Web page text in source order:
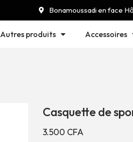
Bonamoussadi en face
Autres produits Accessoires
Casquette de
3.500 CFA